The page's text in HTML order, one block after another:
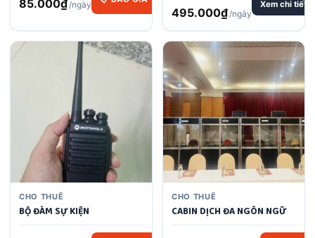
85.000₫ /ngày
495.000₫/ngày
Xem chi tiết
CHO THUÊ
BỘ ĐÀM SỰ KIỆN
CHO THUÊ
CABIN DỊCH ĐA NGÔN NGỮ